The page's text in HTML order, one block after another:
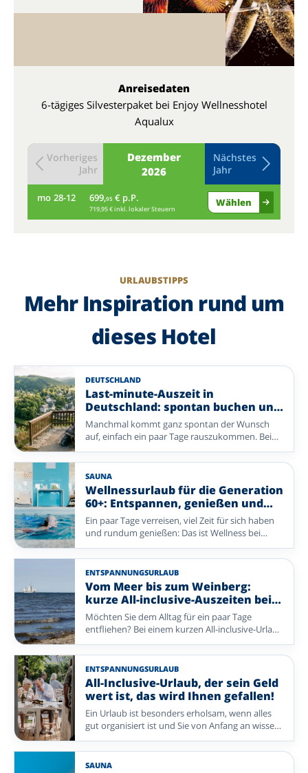
Anreisedaten
6-tägiges Silvesterpaket bei Enjoy Wellnesshotel
Aqualux
Dezember
2026
Vorheriges
Jahr
Nächstes
Jahr
mo 28-12 699,95 € p.P.
719,95 € inkl. lokaler Steuern
Wählen
URLAUBSTIPPS
Mehr Inspiration rund um
dieses Hotel
DEUTSCHLAND
Last-minute-Auszeit in
Deutschland: spontan buchen und
entspannen
Manchmal kommt ganz spontan der Wunsch
auf, einfach ein paar Tage rauszukommen. Bei
Enjoyhotels buchen Sie unkompliziert eine
erholsame Auszeit in Deutschland – mit einem
komfortablen Aufenthalt, geselliger Atmosphäre
und vielem, das bereits für Sie organisiert ist.
Entdecken Sie reizvolle Reiseziele und freuen Sie
sich schon bald auf einen entspannten Urlaub.
SAUNA
Wellnessurlaub für die Generation
60+: Entspannen, genießen und
neue Energie tanken
Ein paar Tage verreisen, viel Zeit für sich haben
und rundum genießen: Das ist Wellness bei
Enjoyhotels. Entspannen Sie in der Sauna oder
im Schwimmbad, freuen Sie sich auf gutes Essen
und unternehmen Sie einen Spaziergang oder
Ausflug in die Umgebung. Bei diesen Enjoyhotels
stehen Ruhe, Komfort und Genuss im
Mittelpunkt – ohne dass Sie selbst viel
organisieren müssen. Ob Sie zu zweit verreisen
oder sich allein ein paar erholsame Tage gönnen
möchten: Lassen Sie den Alltag hinter sich und
kehren Sie gut erholt nach Hause zurück.
ENTSPANNUNGSURLAUB
Vom Meer bis zum Weinberg:
kurze All-inclusive-Auszeiten bei
Enjoyhotels
Möchten Sie dem Alltag für ein paar Tage
entfliehen? Bei einem kurzen All-inclusive-Urlaub
mit Enjoyhotels genießen Sie in wenigen Tagen
alles, was eine Auszeit besonders macht. Von
frischer Seeluft auf den Watteninseln bis zu
reizvollen Landschaften und charmanten Orten
in Deutschland und Belgien ist Ihr Aufenthalt
rundum organisiert – Sie müssen nur noch
genießen.
ENTSPANNUNGSURLAUB
All-Inclusive-Urlaub, der sein Geld
wert ist, das wird Ihnen gefallen!
Ein Urlaub ist besonders erholsam, wenn alles
gut organisiert ist und Sie von Anfang an wissen,
was Sie erwartet. Bei Enjoyhotels genießen Sie
einen rundum betreuten All-inclusive-
Aufenthalt, bei dem Komfort, Geselligkeit und
SAUNA